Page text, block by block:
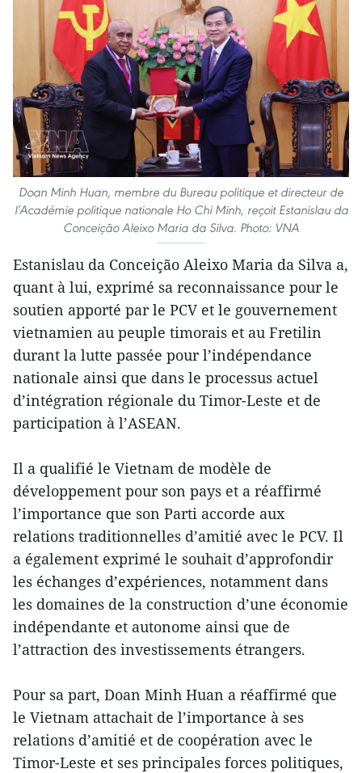
Doan Minh Huan, membre du Bureau politique et directeur de
l’Académie politique nationale Ho Chi Minh, reçoit Estanislau da
Conceição Aleixo Maria da Silva. Photo: VNA
Estanislau da Conceição Aleixo Maria da Silva a,
quant à lui, exprimé sa reconnaissance pour le
soutien apporté par le PCV et le gouvernement
vietnamien au peuple timorais et au Fretilin
durant la lutte passée pour l’indépendance
nationale ainsi que dans le processus actuel
d’intégration régionale du Timor-Leste et de
participation à l’ASEAN.
Il a qualifié le Vietnam de modèle de
développement pour son pays et a réaffirmé
l’importance que son Parti accorde aux
relations traditionnelles d’amitié avec le PCV. Il
a également exprimé le souhait d’approfondir
les échanges d’expériences, notamment dans
les domaines de la construction d’une économie
indépendante et autonome ainsi que de
l’attraction des investissements étrangers.
Pour sa part, Doan Minh Huan a réaffirmé que
le Vietnam attachait de l’importance à ses
relations d’amitié et de coopération avec le
Timor-Leste et ses principales forces politiques,